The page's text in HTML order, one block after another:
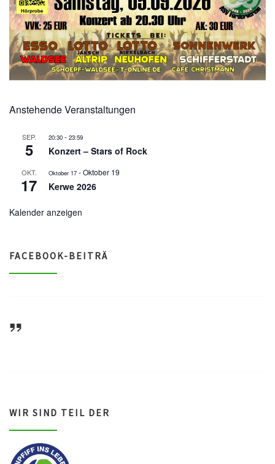
Anstehende Veranstaltungen
SEP.
5
20:30 - 23:59
Konzert – Stars of Rock
OKT.
17
Oktober 17 -Oktober 19
Kerwe 2026
Kalender anzeigen
FACEBOOK-BEITRÄ
WIR SIND TEIL DER